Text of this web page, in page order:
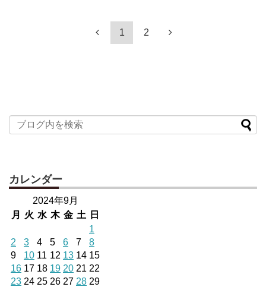
1 2
カレンダー
2024年9月
月
火 水 木 金 土
日
1
2
3 4 5 6 7
8
9
10 11 12 13 14 15
16 17 18 19 20 21 22
23 24 25 26 27 28 29